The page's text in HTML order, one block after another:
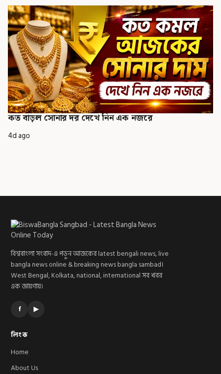
কত বাড়ল সোনার দর দেখে নিন এক নজরে
4d ago
বিশ্ববাংলা সংবাদ-এ পড়ুন আজকের latest bengali news, live
bangla news online & breaking news bangla sambad।
West Bengal, Kolkata, national, international সব খবর
এক জায়গায়।
f ▶
লিংক
Home
About Us